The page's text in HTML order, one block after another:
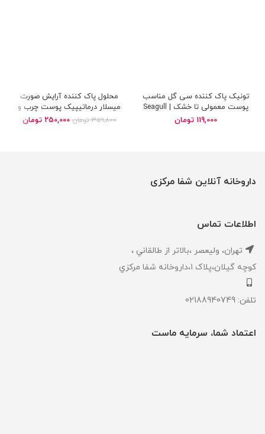
تونیک پاک کننده سی گل مناسب
پوست معمولی تا خشک | Seagull
cleansing tonic skin dry and
119,000 تومان
محلول پاک کننده آرایش صورت
میسلار درماتیپیک پوست چرب و
مختلط | Dermatypique micellar359,800 تومان 250,000 تومان
داروخانه آنلاین شفا مرکزی
اطلاعات تماس
تهران، ‎وليعصر ،بالاتر از طالقاني ،
كوچه گيلان،پلاک ۱،داروخانه شفا مركزي
تلفن: 02188940749
اعتماد شما، سرمایه ماست